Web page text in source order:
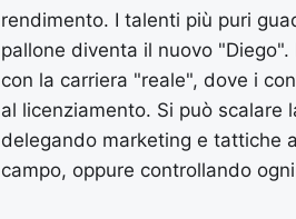
rendimento. I talenti più puri
pallone diventa il nuovo
con la carriera "reale", dove i
al licenziamento. Si può
delegando marketing e tattiche
campo, oppure controllando